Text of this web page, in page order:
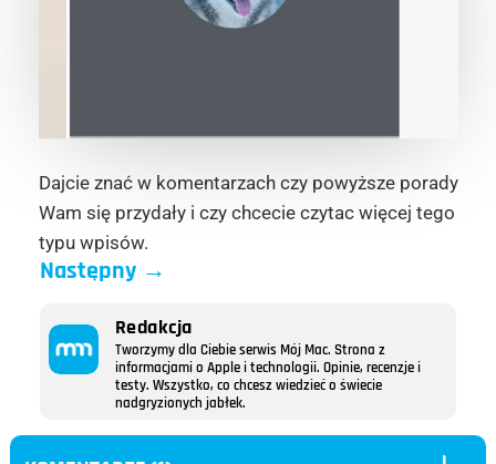
Dajcie znać w komentarzach czy powyższe porady
Wam się przydały i czy chcecie czytac więcej tego
typu wpisów.
Następny→
Redakcja
Tworzymy dla Ciebie serwis Mój Mac. Strona z
informacjami o Apple i technologii. Opinie, recenzje i
testy. Wszystko, co chcesz wiedzieć o świecie
nadgryzionych jabłek.